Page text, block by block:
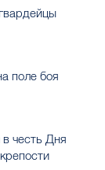
поле боя
честь Дня